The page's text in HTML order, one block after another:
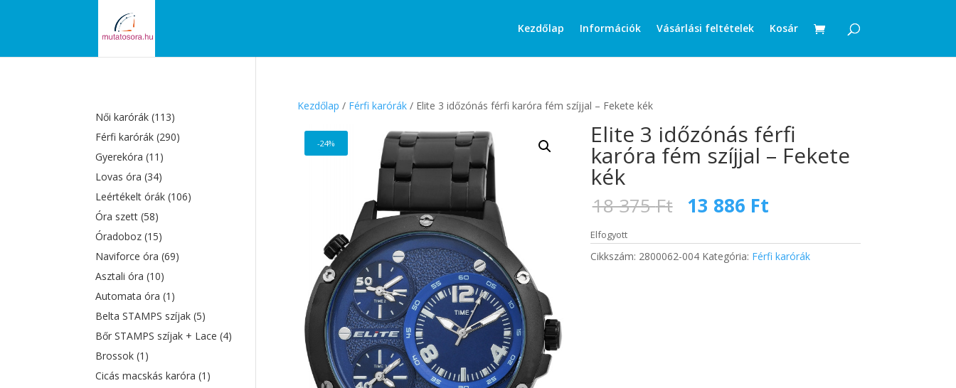
Kezdőlap Információk Vásárlási feltételek Kosár
search
Kezdőlap / Férfi karórák/ Elite 3 időzónás férfi karóra fém szíjjal – Fekete kék
-24% Elite 3 időzónás férfi
karóra fém szíjjal – Fekete
kék
18 375Ft Original
price
was:
18
375 Ft.
13 886 Ft
is:
13
Elfogyott
Cikkszám: 2800062-004 Kategória: Férfi karórák
Női karórák(113)
Férfi karórák(290)
Gyerekóra(11)
Lovas óra(34)
Leértékelt órák(106)
Óra szett(58)
Óradoboz(15)
Naviforce óra(69)
Asztali óra(10)
Automata óra(1)
Belta STAMPS szíjak(5)
Bőr STAMPS szíjak + Lace(4)
Brossok(1)
Cicás macskás karóra(1)